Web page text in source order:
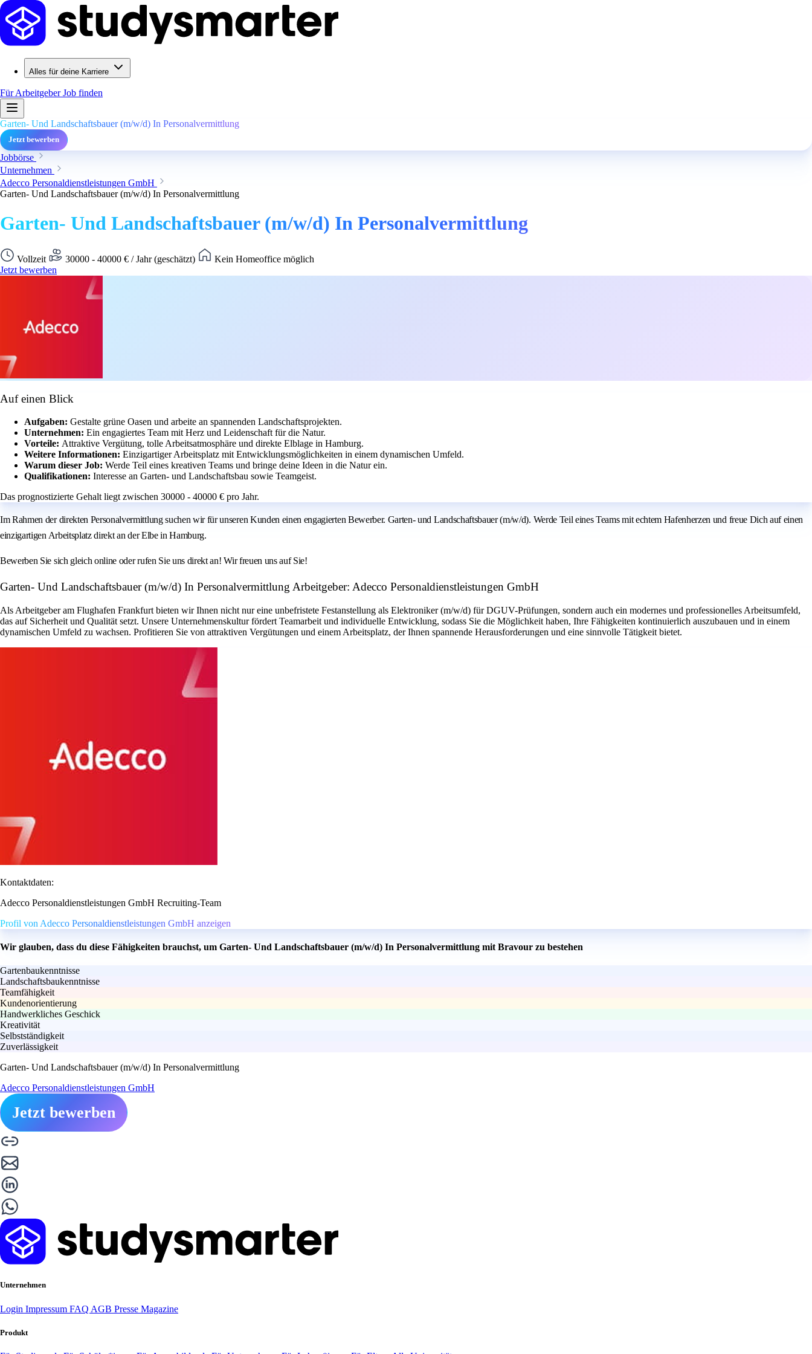
Alles für deine Karriere
Für ArbeitgeberJob finden
Garten- Und Landschaftsbauer (m/w/d) In Personalvermittlung
Jetzt bewerben
Jobbörse
Unternehmen
Adecco Personaldienstleistungen GmbH
Garten- Und Landschaftsbauer (m/w/d) In Personalvermittlung
Garten- Und Landschaftsbauer (m/w/d) In Personalvermittlung
Vollzeit 30000 - 40000 € / Jahr (geschätzt)
Kein Homeoffice möglich
Jetzt bewerben
Auf einen Blick
Aufgaben: Gestalte grüne Oasen und arbeite an spannenden Landschaftsprojekten.
Unternehmen: Ein engagiertes Team mit Herz und Leidenschaft für die Natur.
Vorteile: Attraktive Vergütung, tolle Arbeitsatmosphäre und direkte Elblage in Hamburg.
Weitere Informationen: Einzigartiger Arbeitsplatz mit Entwicklungsmöglichkeiten in einem dynamischen Umfeld.
Warum dieser Job: Werde Teil eines kreativen Teams und bringe deine Ideen in die Natur ein.
Qualifikationen: Interesse an Garten- und Landschaftsbau sowie Teamgeist.
Das prognostizierte Gehalt liegt zwischen 30000 - 40000 € pro Jahr.
Im Rahmen der direkten Personalvermittlung suchen wir für unseren Kunden einen engagierten Bewerber. Garten- und Landschaftsbauer (m/w/d). Werde Teil eines Teams mit echtem Hafenherzen und freue Dich auf einen
einzigartigen Arbeitsplatz direkt an der Elbe in Hamburg.
Bewerben Sie sich gleich online oder rufen Sie uns direkt an! Wir freuen uns auf Sie!
Garten- Und Landschaftsbauer (m/w/d) In Personalvermittlung Arbeitgeber: Adecco Personaldienstleistungen GmbH
Als Arbeitgeber am Flughafen Frankfurt bieten wir Ihnen nicht nur eine unbefristete Festanstellung als Elektroniker (m/w/d) für DGUV-Prüfungen, sondern auch ein modernes und professionelles Arbeitsumfeld,
das auf Sicherheit und Qualität setzt. Unsere Unternehmenskultur fördert Teamarbeit und individuelle Entwicklung, sodass Sie die Möglichkeit haben, Ihre Fähigkeiten kontinuierlich auszubauen und in einem
dynamischen Umfeld zu wachsen. Profitieren Sie von attraktiven Vergütungen und einem Arbeitsplatz, der Ihnen spannende Herausforderungen und eine sinnvolle Tätigkeit bietet.
Kontaktdaten:
Adecco Personaldienstleistungen GmbH Recruiting-Team
Profil von Adecco Personaldienstleistungen GmbH anzeigen
Wir glauben, dass du diese Fähigkeiten brauchst, um Garten- Und Landschaftsbauer (m/w/d) In Personalvermittlung mit Bravour zu bestehen
Gartenbaukenntnisse
Landschaftsbaukenntnisse
Teamfähigkeit
Kundenorientierung
Handwerkliches Geschick
Kreativität
Selbstständigkeit
Zuverlässigkeit
Garten- Und Landschaftsbauer (m/w/d) In Personalvermittlung
Adecco Personaldienstleistungen GmbH
Jetzt bewerben
Unternehmen
Login Impressum FAQ AGB Presse Magazine
Produkt